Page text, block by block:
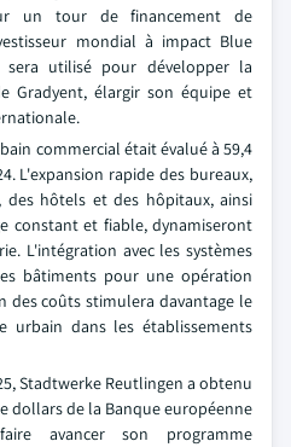
un tour de financement de
mondial à impact Blue
sera utilisé pour développer la
Gradyent, élargir son équipe et
commercial était évalué à 59,4
L'expansion rapide des bureaux,
des hôtels et des hôpitaux, ainsi
constant et fiable, dynamiseront
L'intégration avec les systèmes
bâtiments pour une opération
des coûts stimulera davantage le
urbain dans les établissements
Stadtwerke Reutlingen a obtenu
dollars de la Banque européenne
avancer son programme